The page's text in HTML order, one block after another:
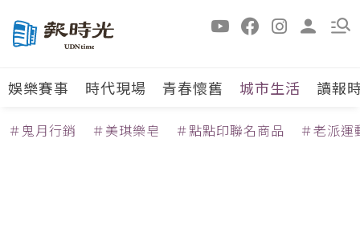
娛樂賽事 時代現場 青春懷舊 城市生活 讀報
＃鬼月行銷 ＃美琪樂皂 ＃點點印聯名商品 ＃老派運